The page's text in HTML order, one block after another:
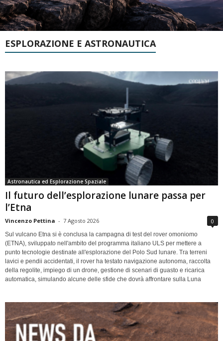
ESPLORAZIONE E ASTRONAUTICA
Astronautica ed Esplorazione Spaziale
Il futuro dell’esplorazione lunare passa per
l’Etna
Vincenzo Pettina - 7 Agosto 2026 0
Sul vulcano Etna si è conclusa la campagna di test del rover omoniomo
(ETNA), sviluppato nell'ambito del programma italiano ULS per mettere a
punto tecnologie destinate all'esplorazione del Polo Sud lunare. Tra terreni
lavici e pendii accidentati, il rover ha testato navigazione autonoma, raccolta
della regolite, impiego di un drone, gestione di scenari di guasto e ricarica
automatica, simulando alcune delle sfide che dovrà affrontare sulla Luna